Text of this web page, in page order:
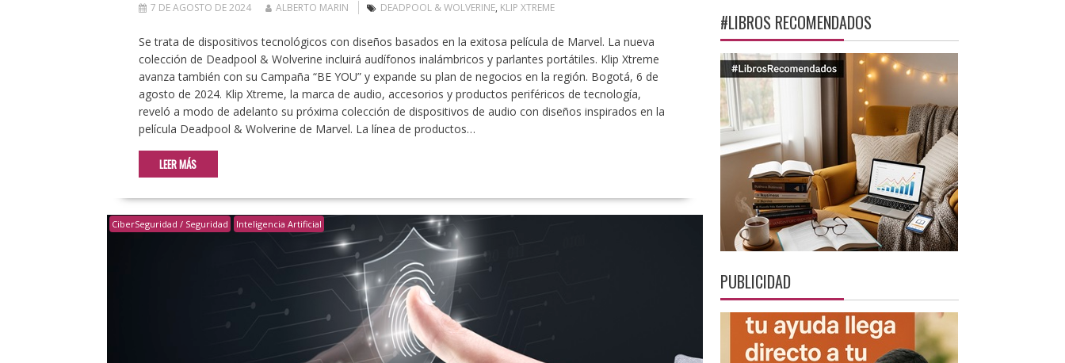
7 DE AGOSTO DE 2024 ALBERTO MARIN DEADPOOL & WOLVERINE, KLIP XTREME
Se trata de dispositivos tecnológicos con diseños basados en la exitosa película de Marvel. La nueva
colección de Deadpool & Wolverine incluirá audífonos inalámbricos y parlantes portátiles. Klip Xtreme
avanza también con su Campaña “BE YOU” y expande su plan de negocios en la región. Bogotá, 6 de
agosto de 2024. Klip Xtreme, la marca de audio, accesorios y productos periféricos de tecnología,
reveló a modo de adelanto su próxima colección de dispositivos de audio con diseños inspirados en la
película Deadpool & Wolverine de Marvel. La línea de productos…
LEER MÁS
CiberSeguridad / Seguridad Inteligencia Artificial
#LIBROS RECOMENDADOS
PUBLICIDAD